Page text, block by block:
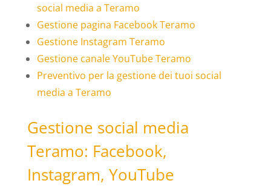
social media a Teramo
Gestione pagina Facebook Teramo
Gestione Instagram Teramo
Gestione canale YouTube Teramo
Preventivo per la gestione dei tuoi social
media a Teramo
Gestione social media
Teramo: Facebook,
Instagram, YouTube